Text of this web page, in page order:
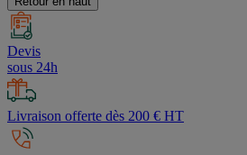
Devis
sous 24h
Livraison offerte dès 200 € HT